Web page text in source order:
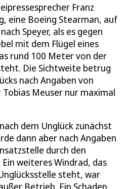
Franz
eine Boeing Stearman, auf
Speyer, als es gegen
mit dem Flügel eines
rund 100 Meter von der
Die Sichtweite betrug
nach Angaben von
Meuser nur maximal
dem Unglück zunächst
dann aber nach Angaben
durch den
weiteres Windrad, das
steht, war
Betrieb. Ein Schaden,